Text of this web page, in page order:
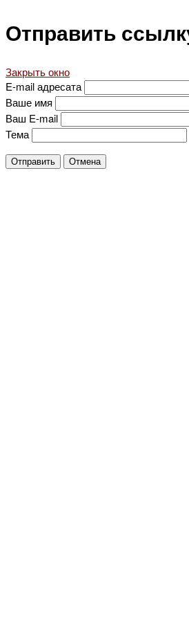
Отправить
Закрыть окно
E-mail адресата
Ваше имя
Ваш E-mail
Тема
Отправить Отмена